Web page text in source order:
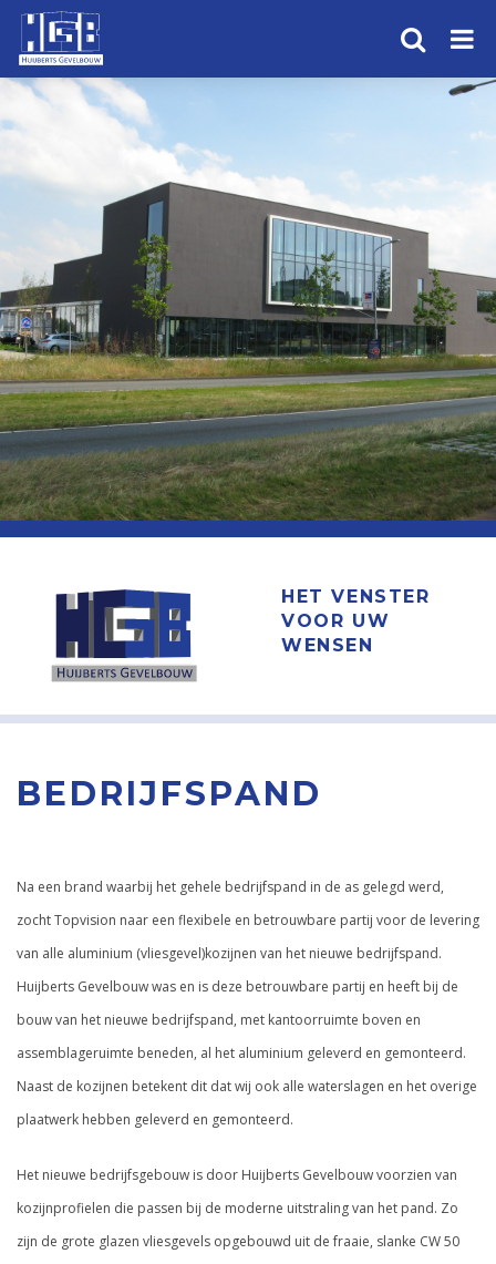
PRODUCTEN
PROJECTEN
OVER ONS
ALUMINIUM
NIEUWS
CONTACT
HET VENSTER
VOOR UW
WENSEN
BEDRIJFSPAND
Na een brand waarbij het gehele bedrijfspand in de as gelegd werd,
zocht Topvision naar een flexibele en betrouwbare partij voor de levering
van alle aluminium (vliesgevel)kozijnen van het nieuwe bedrijfspand.
Huijberts Gevelbouw was en is deze betrouwbare partij en heeft bij de
bouw van het nieuwe bedrijfspand, met kantoorruimte boven en
assemblageruimte beneden, al het aluminium geleverd en gemonteerd.
Naast de kozijnen betekent dit dat wij ook alle waterslagen en het overige
plaatwerk hebben geleverd en gemonteerd.
Het nieuwe bedrijfsgebouw is door Huijberts Gevelbouw voorzien van
kozijnprofielen die passen bij de moderne uitstraling van het pand. Zo
zijn de grote glazen vliesgevels opgebouwd uit de fraaie, slanke CW 50